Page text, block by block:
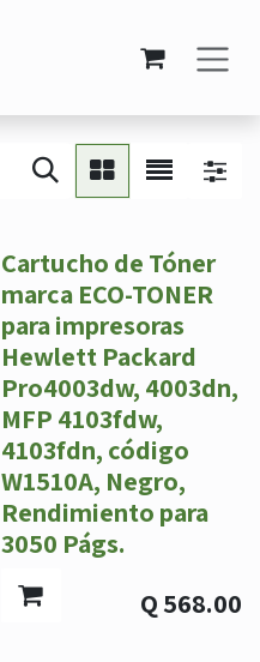
Cartucho de Tóner
marca ECO-TONER
para impresoras
Hewlett Packard
Pro4003dw, 4003dn,
MFP 4103fdw,
4103fdn, código
W1510A, Negro,
Rendimiento para
3050 Págs.
Q 568.00